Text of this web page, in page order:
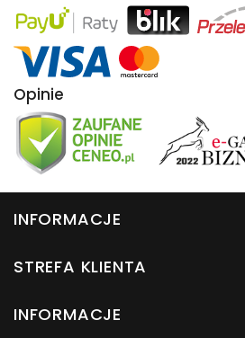
Opinie
INFORMACJE
STREFA KLIENTA
INFORMACJE